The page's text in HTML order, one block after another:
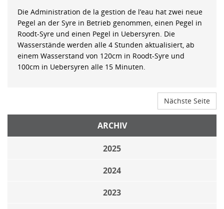
Die Administration de la gestion de l’eau hat zwei neue
Pegel an der Syre in Betrieb genommen, einen Pegel in
Roodt-Syre und einen Pegel in Uebersyren. Die
Wasserstände werden alle 4 Stunden aktualisiert, ab
einem Wasserstand von 120cm in Roodt-Syre und
100cm in Uebersyren alle 15 Minuten.
Nächste Seite
ARCHIV
2025
2024
2023